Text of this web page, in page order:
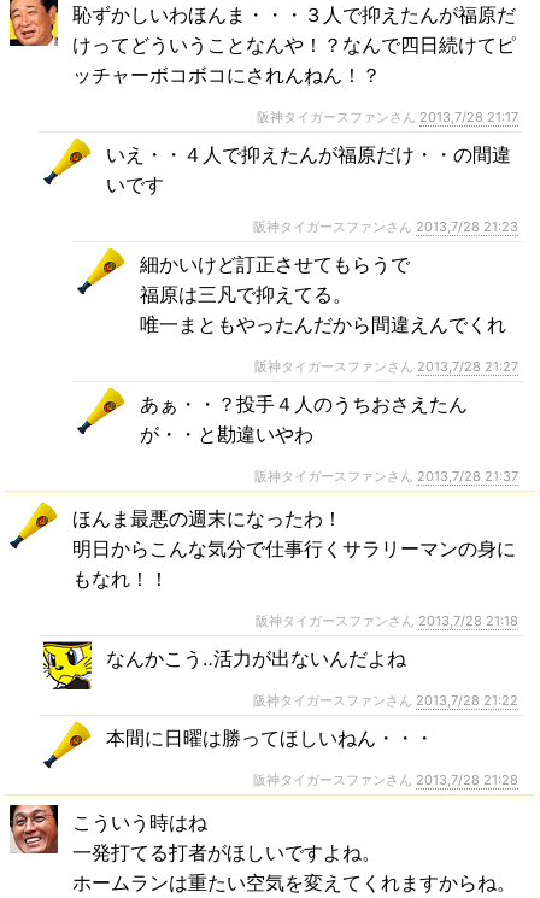
恥ずかしいわほんま・・・３人で抑えたんが福原だ
けってどういうことなんや！？なんで四日続けてピ
ッチャーボコボコにされんねん！？
阪神タイガースファンさん 2013,7/28 21:17
いえ・・４人で抑えたんが福原だけ・・の間違
いです
阪神タイガースファンさん 2013,7/28 21:23
細かいけど訂正させてもらうで
福原は三凡で抑えてる。
唯一まともやったんだから間違えんでくれ
阪神タイガースファンさん 2013,7/28 21:27
あぁ・・？投手４人のうちおさえたん
が・・と勘違いやわ
阪神タイガースファンさん 2013,7/28 21:37
ほんま最悪の週末になったわ！
明日からこんな気分で仕事行くサラリーマンの身に
もなれ！！
阪神タイガースファンさん 2013,7/28 21:18
なんかこう‥活力が出ないんだよね
阪神タイガースファンさん 2013,7/28 21:22
本間に日曜は勝ってほしいねん・・・
阪神タイガースファンさん 2013,7/28 21:28
こういう時はね
一発打てる打者がほしいですよね。
ホームランは重たい空気を変えてくれますからね。